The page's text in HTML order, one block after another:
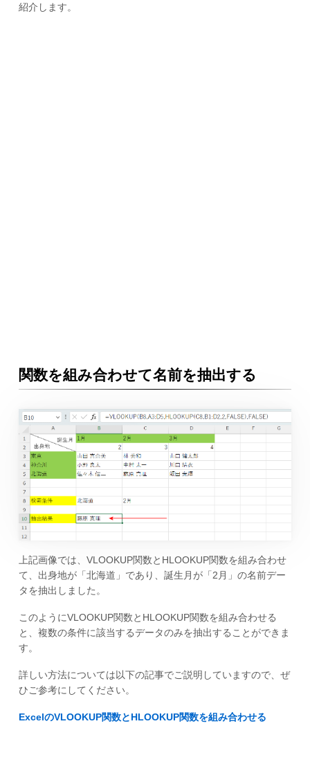
紹介します。
関数を組み合わせて名前を抽出する
上記画像では、VLOOKUP関数とHLOOKUP関数を組み合わせ
て、出身地が「北海道」であり、誕生月が「2月」の名前デー
タを抽出しました。
このようにVLOOKUP関数とHLOOKUP関数を組み合わせる
と、複数の条件に該当するデータのみを抽出することができま
す。
詳しい方法については以下の記事でご説明していますので、ぜ
ひご参考にしてください。
ExcelのVLOOKUP関数とHLOOKUP関数を組み合わせる